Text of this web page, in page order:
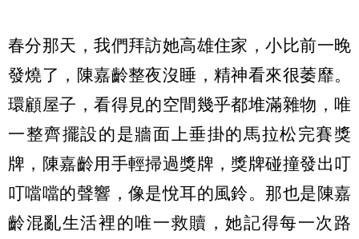
春分那天，我們拜訪她高雄住家，小比前一晚
發燒了，陳嘉齡整夜沒睡，精神看來很萎靡。
環顧屋子，看得見的空間幾乎都堆滿雜物，唯
一整齊擺設的是牆面上垂掛的馬拉松完賽獎
牌，陳嘉齡用手輕掃過獎牌，獎牌碰撞發出叮
叮噹噹的聲響，像是悅耳的風鈴。那也是陳嘉
齡混亂生活裡的唯一救贖，她記得每一次路